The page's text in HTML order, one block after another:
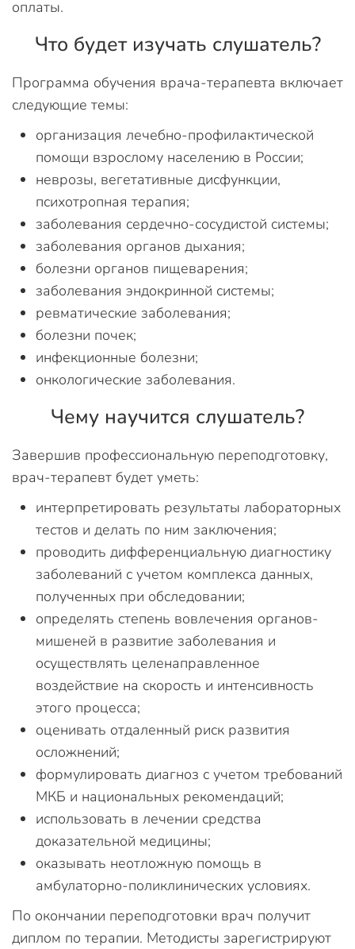
оплаты.
Что будет изучать слушатель?
Программа обучения врача-терапевта включает
следующие темы:
организация лечебно-профилактической
помощи взрослому населению в России;
неврозы, вегетативные дисфункции,
психотропная терапия;
заболевания сердечно-сосудистой системы;
заболевания органов дыхания;
болезни органов пищеварения;
заболевания эндокринной системы;
ревматические заболевания;
болезни почек;
инфекционные болезни;
онкологические заболевания.
Чему научится слушатель?
Завершив профессиональную переподготовку,
врач-терапевт будет уметь:
интерпретировать результаты лабораторных
тестов и делать по ним заключения;
проводить дифференциальную диагностику
заболеваний с учетом комплекса данных,
полученных при обследовании;
определять степень вовлечения органов-
мишеней в развитие заболевания и
осуществлять целенаправленное
воздействие на скорость и интенсивность
этого процесса;
оценивать отдаленный риск развития
осложнений;
формулировать диагноз с учетом требований
МКБ и национальных рекомендаций;
использовать в лечении средства
доказательной медицины;
оказывать неотложную помощь в
амбулаторно-поликлинических условиях.
По окончании переподготовки врач получит
диплом по терапии. Методисты зарегистрируют